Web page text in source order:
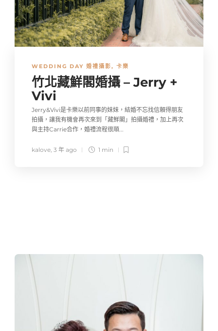
WEDDING DAY 婚禮攝影, 卡樂
竹北藏鮮閣婚攝 – Jerry +
Vivi
Jerry&Vivi是卡樂以前同事的妹妹，結婚不忘找信賴得朋友
拍攝，讓我有機會再次來到「藏鮮閣」拍攝婚禮，加上再次
與主持Carrie合作，婚禮流程很順...
kalove 3 年 ago 1 min